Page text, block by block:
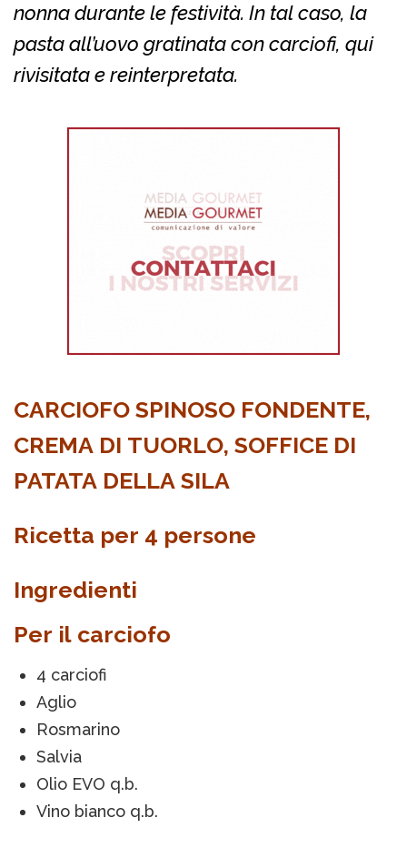
nonna durante le festività. In tal caso, la
pasta all’uovo gratinata con carciofi, qui
rivisitata e reinterpretata.
CARCIOFO SPINOSO FONDENTE,
CREMA DI TUORLO, SOFFICE DI
PATATA DELLA SILA
Ricetta per 4 persone
Ingredienti
Per il carciofo
4 carciofi
Aglio
Rosmarino
Salvia
Olio EVO q.b.
Vino bianco q.b.